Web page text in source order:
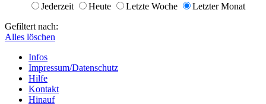
Jederzeit
Heute Letzte Woche
Letzter Monat
Gefiltert nach:
Alles löschen
Infos
Impressum/Datenschutz
Hilfe
Kontakt
Hinauf